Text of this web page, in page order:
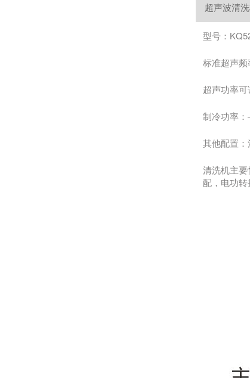
超声波清
型号：
标准超声
超声功率
制冷功率
其他配置
清洗机主
配，电功